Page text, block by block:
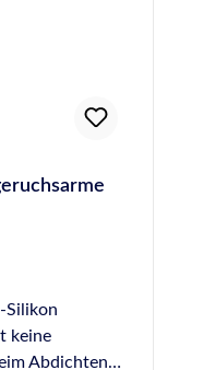
Silikon
keine
Abdichten